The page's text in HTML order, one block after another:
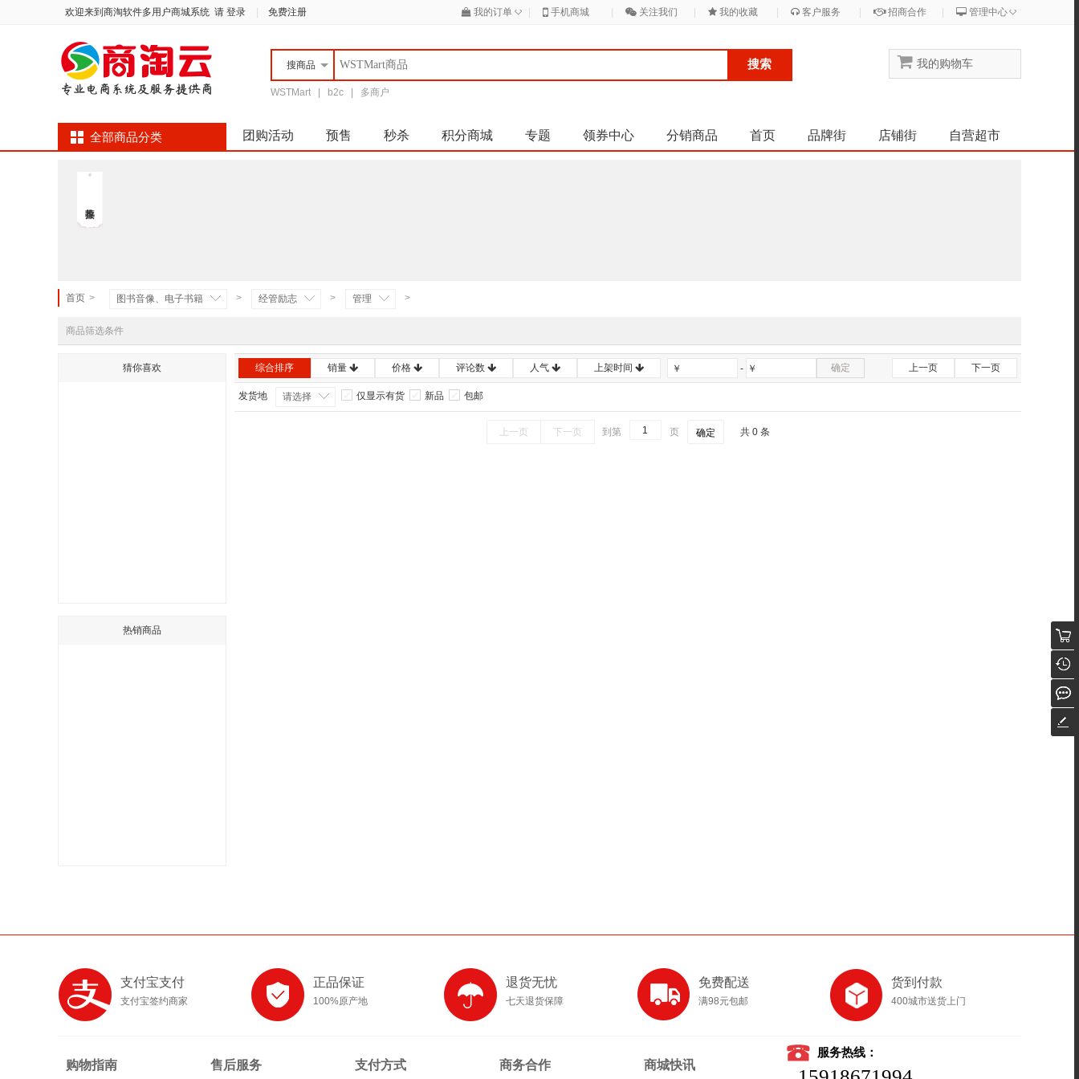
欢迎来到商淘软件多用户商城系统 请 登录 免费注册 我的订单 ◇ 手机商城 关注我们 我的收藏 客户服务 招商合作 管理中心◇
搜商品 搜索
WSTMart b2c 多商户
我的购物车
全部商品分类 团购活动 预售 秒杀 积分商城 专题 领券中心 分销商品 首页 品牌街 店铺街 自营超市
首页 > 图书音像、电子书籍 > 经管励志 > 管理 >
商品筛选条件
猜你喜欢
热销商品
综合排序 销量 价格 评论数 人气 上架时间 ￥ ￥
- 确定 上一页 下一页
发货地 请选择 仅显示有货 新品 包邮
上一页 下一页 到第 页 确定 共 0 条
支付宝支付
支付宝签约商家
正品保证
100%原产地
退货无忧
七天退货保障
免费配送
满98元包邮
货到付款
400城市送货上门
购物指南 售后服务 支付方式 商务合作 商城快讯
服务热线：